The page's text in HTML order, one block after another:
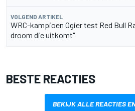
VOLGEND ARTIKEL
WRC-kampioen Ogier test Red Bull
droom die uitkomt"
BESTE REACTIES
BEKIJK ALLE REACTIES